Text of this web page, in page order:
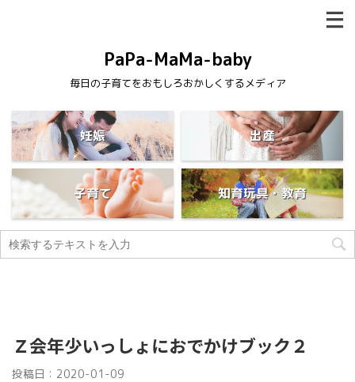
PaPa-MaMa-baby
毎日の子育てをおもしろおかしくするメディア
妊娠 出産
子育て 知育玩具・教育
Ｚ会年少いっしょにおでかけブック２
投稿日： 2020-01-09